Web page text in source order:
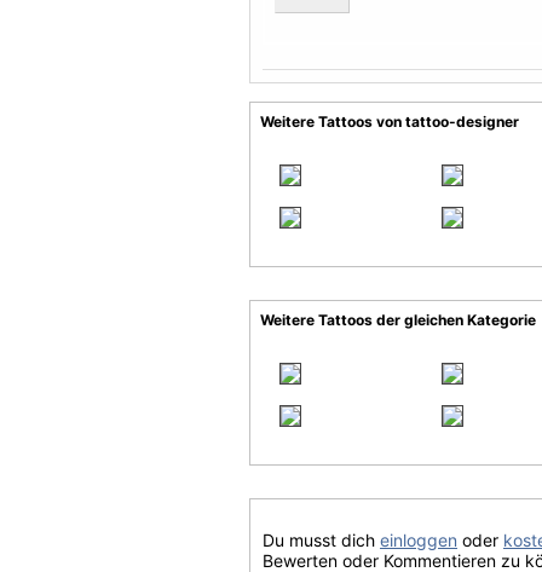
Weitere Tattoos von tattoo-designer
Weitere Tattoos der gleichen Kategorie
Du musst dich einloggen oder
Bewerten oder Kommentieren zu